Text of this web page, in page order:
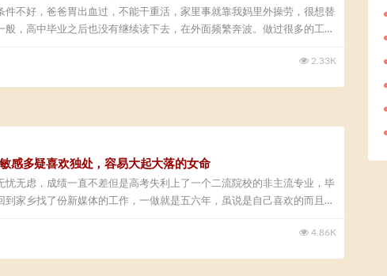
件不好，爸爸胃出血过，不能干重活，家里事就靠我妈里外操劳，很想替
般，高中毕业之后也没有继续读下去，在外面频繁奔波。做过很多的工
2.33K
感多疑喜欢独处，容易大起大落的女命
忧无虑，成绩一直不差但是高考失利上了一个二流院校的非主流专业，毕
到家乡找了份新媒体的工作，一做就是五六年，虽说是自己喜欢的而且
4.86K